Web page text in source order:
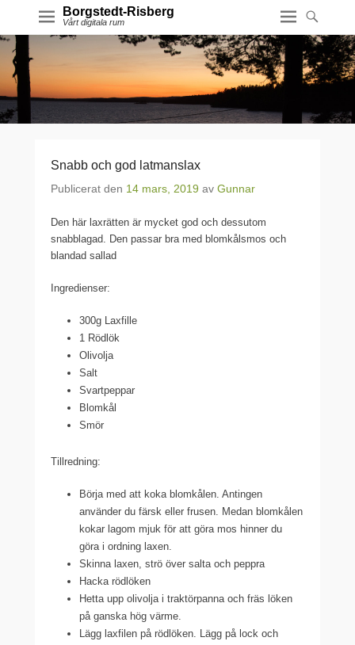
Borgstedt-Risberg
Vårt digitala rum
Snabb och god latmanslax
Publicerat den 14 mars, 2019 av Gunnar
Den här laxrätten är mycket god och dessutom
snabblagad. Den passar bra med blomkålsmos och
blandad sallad
Ingredienser:
300g Laxfille
1 Rödlök
Olivolja
Salt
Svartpeppar
Blomkål
Smör
Tillredning:
Börja med att koka blomkålen. Antingen
använder du färsk eller frusen. Medan blomkålen
kokar lagom mjuk för att göra mos hinner du
göra i ordning laxen.
Skinna laxen, strö över salta och peppra
Hacka rödlöken
Hetta upp olivolja i traktörpanna och fräs löken
på ganska hög värme.
Lägg laxfilen på rödlöken. Lägg på lock och